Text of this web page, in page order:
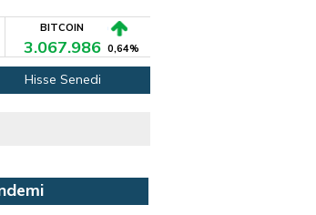
BITCOIN
3.067.986 0,64%
Hisse Senedi